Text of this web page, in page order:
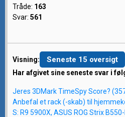
Tråde: 163
Svar: 561
Visning: Seneste 15 oversigt
Har afgivet sine seneste svar i
Jeres 3DMark TimeSpy Score?
Anbefal et rack (-skab) til
S: R9 5900X, ASUS ROG Strix